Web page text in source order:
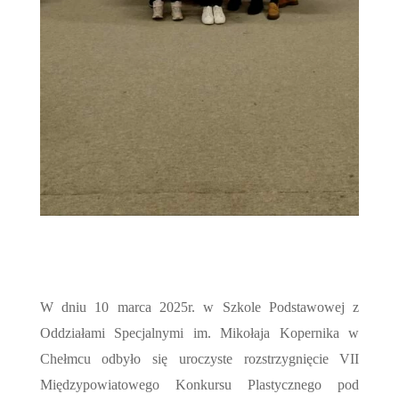
W dniu 10 marca 2025r. w Szkole Podstawowej z
Oddziałami Specjalnymi im. Mikołaja Kopernika w
Chełmcu odbyło się uroczyste rozstrzygnięcie VII
Międzypowiatowego Konkursu Plastycznego pod